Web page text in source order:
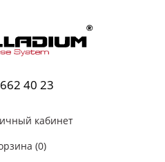
40 23
кабинет
(0)